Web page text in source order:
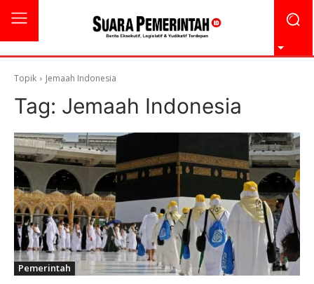
Topik Jemaah Indonesia
Tag: Jemaah Indonesia
Pemerintah